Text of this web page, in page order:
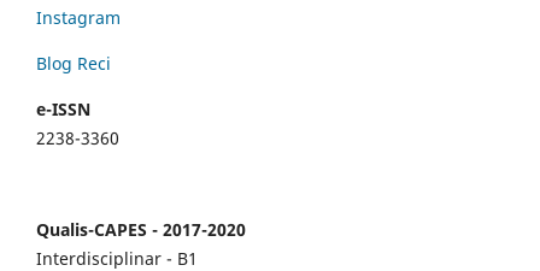
Instagram
Blog Reci
e-ISSN
2238-3360
Qualis-CAPES - 2017-2020
Interdisciplinar - B1